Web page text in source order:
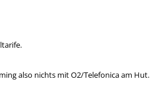
also nichts mit O2/Telefonica am Hut.